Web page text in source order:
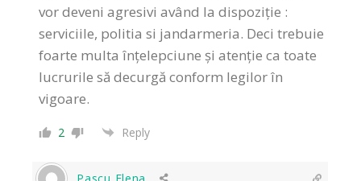
vor deveni agresivi având la dispoziție :
serviciile, politia si jandarmeria. Deci trebuie
foarte multa înțelepciune și atenție ca toate
lucrurile să decurgă conform legilor în
vigoare.
2 Reply
Pascu Elena